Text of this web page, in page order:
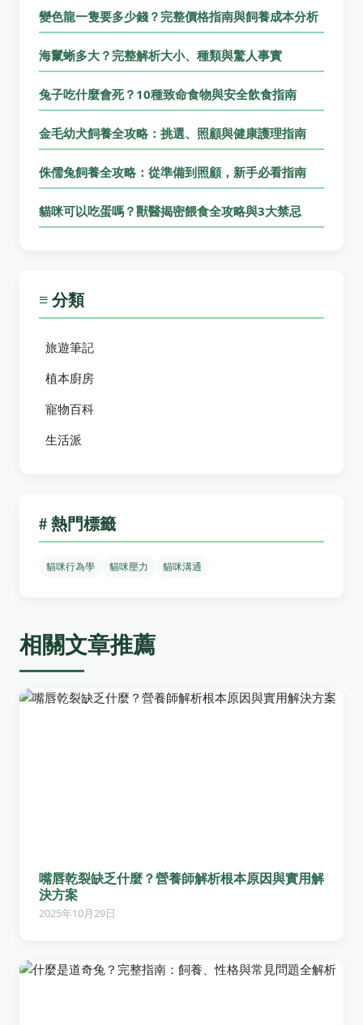
變色龍一隻要多少錢？完整價格指南與飼養成本分析
海鬣蜥多大？完整解析大小、種類與驚人事實
兔子吃什麼會死？10種致命食物與安全飲食指南
金毛幼犬飼養全攻略：挑選、照顧與健康護理指南
侏儒兔飼養全攻略：從準備到照顧，新手必看指南
貓咪可以吃蛋嗎？獸醫揭密餵食全攻略與3大禁忌
≡ 分類
旅遊筆記
植本廚房
寵物百科
生活派
# 熱門標籤
貓咪行為學 貓咪壓力 貓咪溝通
相關文章推薦
嘴唇乾裂缺乏什麼？營養師解析根本原因與實用解
決方案
2025年10月29日